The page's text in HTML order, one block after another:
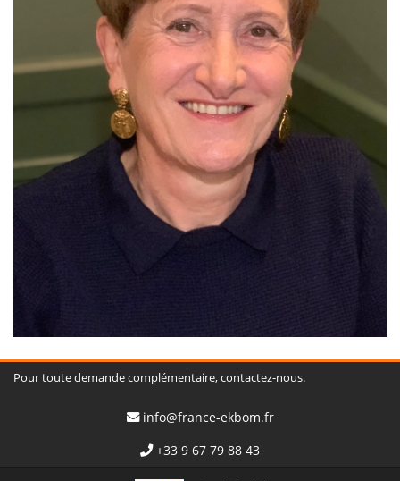
Pour toute demande complémentaire, contactez-nous.
info@france-ekbom.fr
+33 9 67 79 88 43